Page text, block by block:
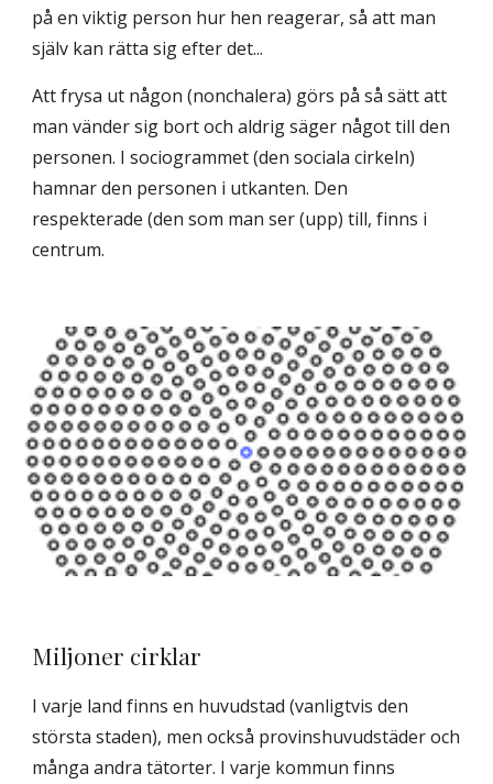
på en viktig person hur hen reagerar, så att man
själv kan rätta sig efter det...
Att frysa ut någon (nonchalera) görs på så sätt att
man vänder sig bort och aldrig säger något till den
personen. I sociogrammet (den sociala cirkeln)
hamnar den personen i utkanten. Den
respekterade (den som man ser (upp) till, finns i
centrum.
Miljoner cirklar
I varje land finns en huvudstad (vanligtvis den
största staden), men också provinshuvudstäder och
många andra tätorter. I varje kommun finns